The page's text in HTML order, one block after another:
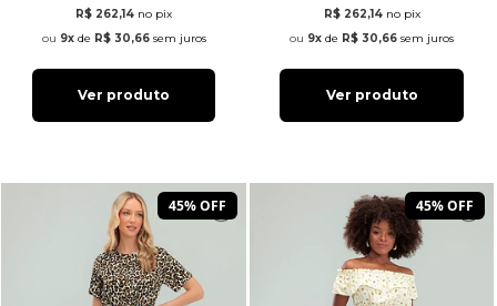
R$ 262,14 no pix
9xde R$ 30,66sem juros
Ver produto
R$ 262,14 no pix
9x de R$ 30,66 sem juros
Ver produto
45% OFF 45% OFF